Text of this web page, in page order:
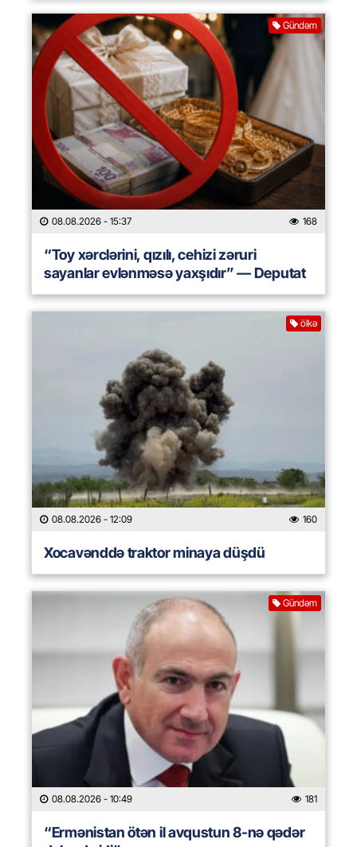
Gündəm
08.08.2026 - 15:37 168
“Toy xərclərini, qızılı, cehizi zəruri
sayanlar evlənməsə yaxşıdır” — Deputat
ölkə
08.08.2026 - 12:09 160
Xocavənddə traktor minaya düşdü
Gündəm
08.08.2026 - 10:49 181
“Ermənistan ötən il avqustun 8-nə qədər